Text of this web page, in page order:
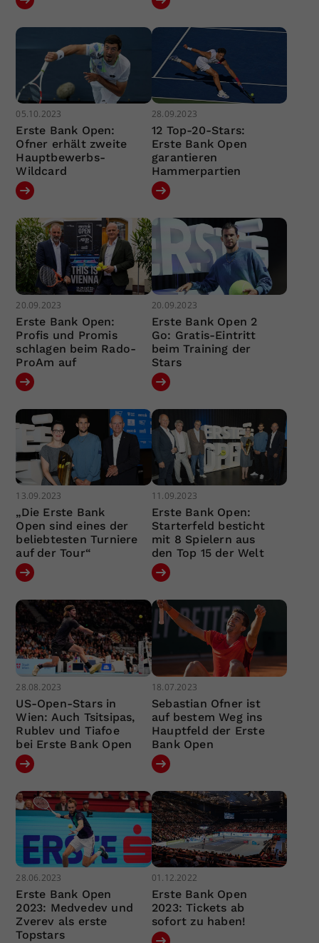
05.10.2023
Erste Bank Open:
Ofner erhält zweite
Hauptbewerbs-
Wildcard
28.09.2023
12 Top-20-Stars:
Erste Bank Open
garantieren
Hammerpartien
20.09.2023
Erste Bank Open:
Profis und Promis
schlagen beim Rado-
ProAm auf
20.09.2023
Erste Bank Open 2
Go: Gratis-Eintritt
beim Training der
Stars
13.09.2023
„Die Erste Bank
Open sind eines der
beliebtesten Turniere
auf der Tour“
11.09.2023
Erste Bank Open:
Starterfeld besticht
mit 8 Spielern aus
den Top 15 der Welt
28.08.2023
US-Open-Stars in
Wien: Auch Tsitsipas,
Rublev und Tiafoe
bei Erste Bank Open
18.07.2023
Sebastian Ofner ist
auf bestem Weg ins
Hauptfeld der Erste
Bank Open
28.06.2023
Erste Bank Open
2023: Medvedev und
Zverev als erste
Topstars
01.12.2022
Erste Bank Open
2023: Tickets ab
sofort zu haben!